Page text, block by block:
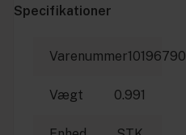
Specifikationer
Varenummer10196790
Vægt 0.991